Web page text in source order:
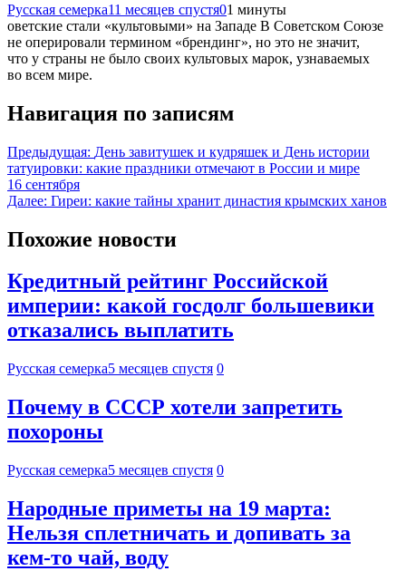
Русская семерка11 месяцев спустя01 минуты
оветские стали «культовыми» на Западе В Советском Союзе
не оперировали термином «брендинг», но это не значит,
что у страны не было своих культовых марок, узнаваемых
во всем мире.
Навигация по записям
Предыдущая: День завитушек и кудряшек и День истории
татуировки: какие праздники отмечают в России и мире
16 сентября
Далее: Гиреи: какие тайны хранит династия крымских ханов
Похожие новости
Кредитный рейтинг Российской
империи: какой госдолг большевики
отказались выплатить
Русская семерка5 месяцев спустя 0
Почему в СССР хотели запретить
похороны
Русская семерка5 месяцев спустя 0
Народные приметы на 19 марта:
Нельзя сплетничать и допивать за
кем-то чай, воду